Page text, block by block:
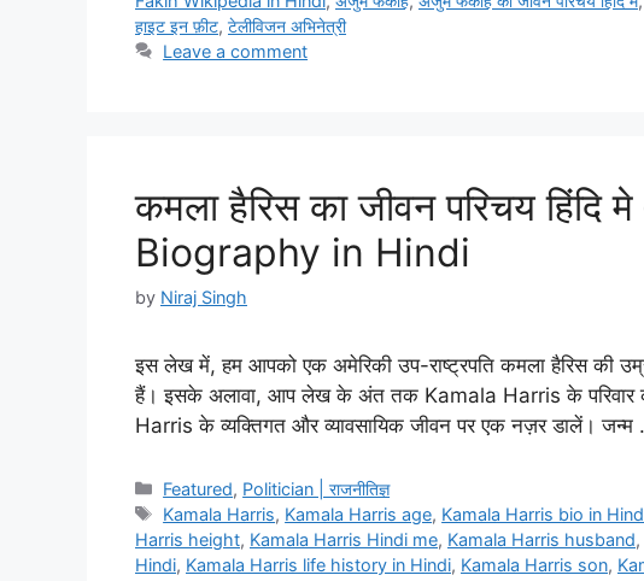
हाइट इन फ़ीट, टेलीविजन अभिनेत्री
Leave a comment
कमला हैरिस का जीवन परिचय
Biography in Hindi
by Niraj Singh
इस लेख में, हम आपको एक अमेरिकी उप-राष्ट्रपति कमला हैरिस की
हैं। इसके अलावा, आप लेख के अंत तक Kamala Harris के परिवार
Harris के व्यक्तिगत और व्यावसायिक जीवन पर एक नज़र डालें। जन्म
Categories
Featured, Politician | राजनीतिज्ञ
Tags
Kamala Harris, Kamala Harris age, Kamala Harris bio in
Harris height, Kamala Harris Hindi me, Kamala Harris husband,
Hindi, Kamala Harris life history in Hindi, Kamala Harris son,